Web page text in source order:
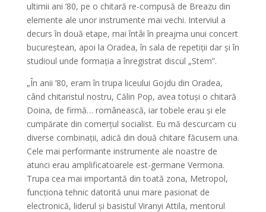
ultimii ani ’80, pe o chitară re-compusă de Breazu din
elemente ale unor instrumente mai vechi. Interviul a
decurs în două etape, mai întâi în preajma unui concert
bucureștean, apoi la Oradea, în sala de repetiții dar și în
studioul unde formația a înregistrat discul „Stem”.
„În anii ’80, eram în trupa liceului Gojdu din Oradea,
când chitaristul nostru, Călin Pop, avea totuși o chitară
Doina, de firmă… românească, iar tobele erau și ele
cumpărate din comerțul socialist. Eu mă descurcam cu
diverse combinații, adică din două chitare făcusem una.
Cele mai performante instrumente ale noastre de
atunci erau amplificatoarele est-germane Vermona.
Trupa cea mai importantă din toată zona, Metropol,
funcționa tehnic datorită unui mare pasionat de
electronică, liderul și basistul Viranyi Attila, mentorul